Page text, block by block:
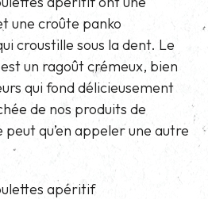
une croûte panko
croustille sous la dent. Le
un ragoût crémeux, bien
qui fond délicieusement
de nos produits de
qu’en appeler une autre
apéritif